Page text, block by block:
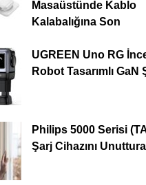
Masaüstünde Kablo
Kalabalığına Son
UGREEN Uno RG
Robot Tasarımlı GaN
Philips 5000 Serisi
Şarj Cihazını